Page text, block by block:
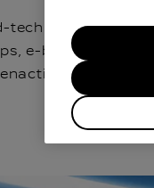
kun je
e-bikes en
zoals